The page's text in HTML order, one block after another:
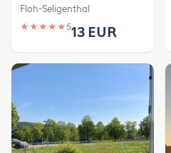
Floh-Seligenthal
★ ★ ★ ★ ★513 EUR